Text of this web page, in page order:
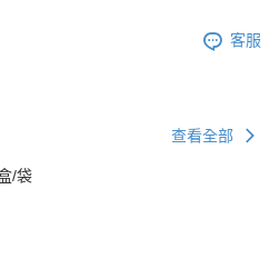
客服
查看全部
/袋